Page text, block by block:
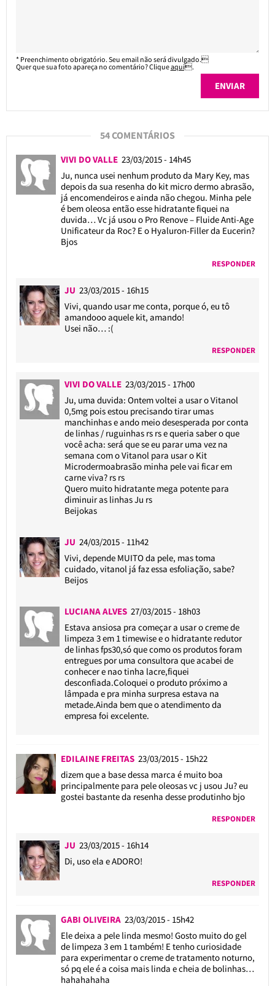
* Preenchimento obrigatório. Seu email não será divulgado.
Quer que sua foto apareça no comentário? Cliqueaqui.
54 COMENTÁRIOS
VIVI DO VALLE 23/03/2015 - 14h45
Ju, nunca usei nenhum produto da Mary Key, mas
depois da sua resenha do kit micro dermo abrasão,
já encomendeiros e ainda não chegou. Minha pele
é bem oleosa então esse hidratante fiquei na
duvida… Vc já usou o Pro Renove – Fluide Anti-Age
Unificateur da Roc? E o Hyaluron-Filler da Eucerin?
Bjos
RESPONDER
JU 23/03/2015 - 16h15
Vivi, quando usar me conta, porque ó, eu tô
amandooo aquele kit, amando!
Usei não… :(
RESPONDER
VIVI DO VALLE23/03/2015 - 17h00
Ju, uma duvida: Ontem voltei a usar o Vitanol
0,5mg pois estou precisando tirar umas
manchinhas e ando meio desesperada por conta
de linhas / ruguinhas rs rs e queria saber o que
você acha: será que se eu parar uma vez na
semana com o Vitanol para usar o Kit
Microdermoabrasão minha pele vai ficar em
carne viva? rs rs
Quero muito hidratante mega potente para
diminuir as linhas Ju rs
Beijokas
JU 24/03/2015 - 11h42
Vivi, depende MUITO da pele, mas toma
cuidado, vitanol já faz essa esfoliação, sabe?
Beijos
LUCIANA ALVES27/03/2015 - 18h03
Estava ansiosa pra começar a usar o creme de
limpeza 3 em 1 timewise e o hidratante redutor
de linhas fps30,só que como os produtos foram
entregues por uma consultora que acabei de
conhecer e nao tinha lacre,fiquei
desconfiada.Coloquei o produto próximo a
lâmpada e pra minha surpresa estava na
metade.Ainda bem que o atendimento da
empresa foi excelente.
EDILAINE FREITAS 23/03/2015 - 15h22
dizem que a base dessa marca é muito boa
principalmente para pele oleosas vc j usou Ju? eu
gostei bastante da resenha desse produtinho bjo
RESPONDER
JU 23/03/2015 - 16h14
Di, uso ela e ADORO!
RESPONDER
GABI OLIVEIRA 23/03/2015 - 15h42
Ele deixa a pele linda mesmo! Gosto muito do gel
de limpeza 3 em 1 também! E tenho curiosidade
para experimentar o creme de tratamento noturno,
só pq ele é a coisa mais linda e cheia de bolinhas…
hahahahaha